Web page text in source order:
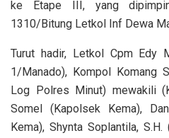
ke Etape III, yang
1310/Bitung Letkol Inf Dewa
Turut hadir, Letkol Cpm Edy
1/Manado), Kompol Komang
Log Polres Minut) mewakili
Somel (Kapolsek Kema),
Kema), Shynta Soplantila,